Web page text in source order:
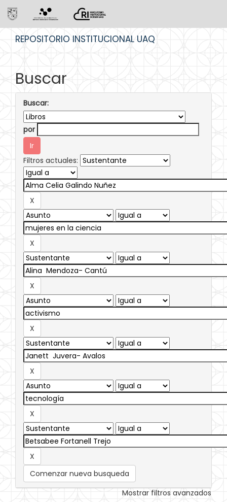
REPOSITORIO INSTITUCIONAL UAQ
Buscar
Buscar:
por
Filtros actuales:
Comenzar nueva busqueda
Mostrar filtros avanzados